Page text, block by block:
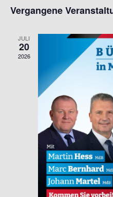
wählen.
Vergangene
JULI
20
2026